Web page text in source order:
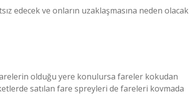
edecek ve onların uzaklaşmasına neden olacak
olduğu yere konulursa fareler kokudan
satılan fare spreyleri de fareleri kovmada